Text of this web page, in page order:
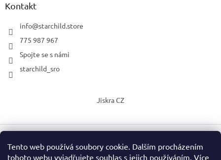
Tento web používá soubory cookie. Dalším procházením
tohoto webu vyjadřujete souhlas s jejich používáním. Více
Kontakt
info@starchild.store
775 987 967
Spojte se s námi
starchild_sro
Jiskra CZ
Vytvořil Shoptet